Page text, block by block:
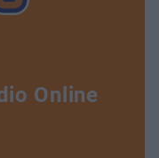
Online